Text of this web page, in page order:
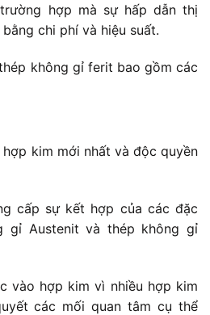
hợp mà sự hấp dẫn thị
chi phí và hiệu suất.
không gỉ ferit bao gồm các
kim mới nhất và độc quyền
cấp sự kết hợp của các đặc
gỉ Austenit và thép không gỉ
vào hợp kim vì nhiều hợp kim
các mối quan tâm cụ thể